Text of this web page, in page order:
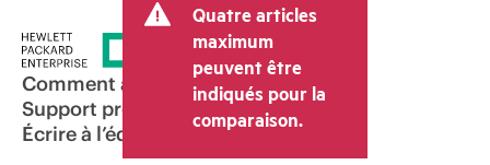
tels que la TVA ou les taxes sur la vente
et les frais d’expédition. Le prix de la
transaction déterminé par le revendeur
peut varier par rapport à d’autres
revendeurs et au prix indicatif affiché.
Les prix indicatifs peuvent inclure des
offres promotionnelles limitées dans le
temps. HPE se réserve le droit d’ajuster
Quatre articles
maximum
peuvent être
indiqués pour la
comparaison.
Comment acheter
Support produit
Écrire à l’équipe commerciale